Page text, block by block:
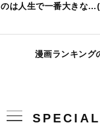
のは人生で一番大きな
漫画ランキング
SPECIAL